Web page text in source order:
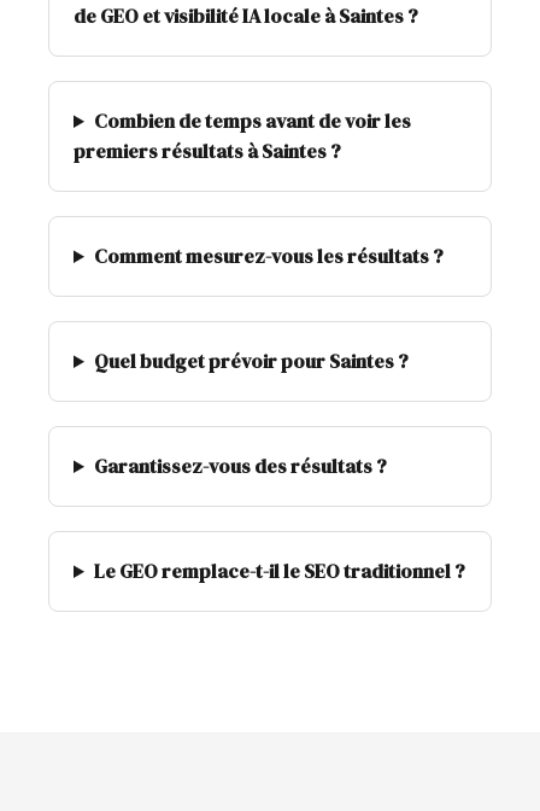
de GEO et visibilité IA locale à Saintes ?
Combien de temps avant de voir les
premiers résultats à Saintes ?
Comment mesurez-vous les résultats ?
Quel budget prévoir pour Saintes ?
Garantissez-vous des résultats ?
Le GEO remplace-t-il le SEO traditionnel ?